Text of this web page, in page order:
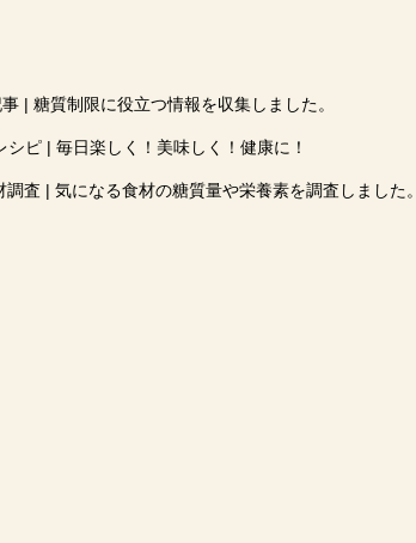
| 糖質制限に役立つ情報を収集しました。
シピ | 毎日楽しく！美味しく！健康に！
査 | 気になる食材の糖質量や栄養素を調査しました。